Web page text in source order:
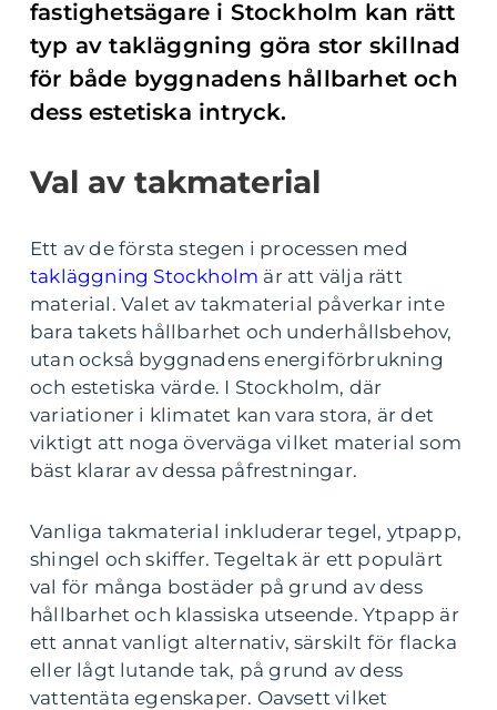
fastighetsägare i Stockholm kan rätt
typ av takläggning göra stor skillnad
för både byggnadens hållbarhet och
dess estetiska intryck.
Val av takmaterial
Ett av de första stegen i processen med
takläggning Stockholm är att välja rätt
material. Valet av takmaterial påverkar inte
bara takets hållbarhet och underhållsbehov,
utan också byggnadens energiförbrukning
och estetiska värde. I Stockholm, där
variationer i klimatet kan vara stora, är det
viktigt att noga överväga vilket material som
bäst klarar av dessa påfrestningar.
Vanliga takmaterial inkluderar tegel, ytpapp,
shingel och skiffer. Tegeltak är ett populärt
val för många bostäder på grund av dess
hållbarhet och klassiska utseende. Ytpapp är
ett annat vanligt alternativ, särskilt för flacka
eller lågt lutande tak, på grund av dess
vattentäta egenskaper. Oavsett vilket